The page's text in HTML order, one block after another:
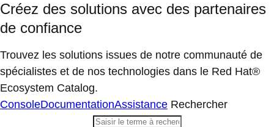
Créez des solutions avec des partenaires
de confiance
Trouvez les solutions issues de notre communauté de
spécialistes et de nos technologies dans le Red Hat®
Ecosystem Catalog.
ConsoleDocumentationAssistance Rechercher